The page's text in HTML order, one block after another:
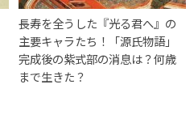
長寿を全うした『光る君へ』の
主要キャラたち！「源氏物語」
完成後の紫式部の消息は？何歳
まで生きた？